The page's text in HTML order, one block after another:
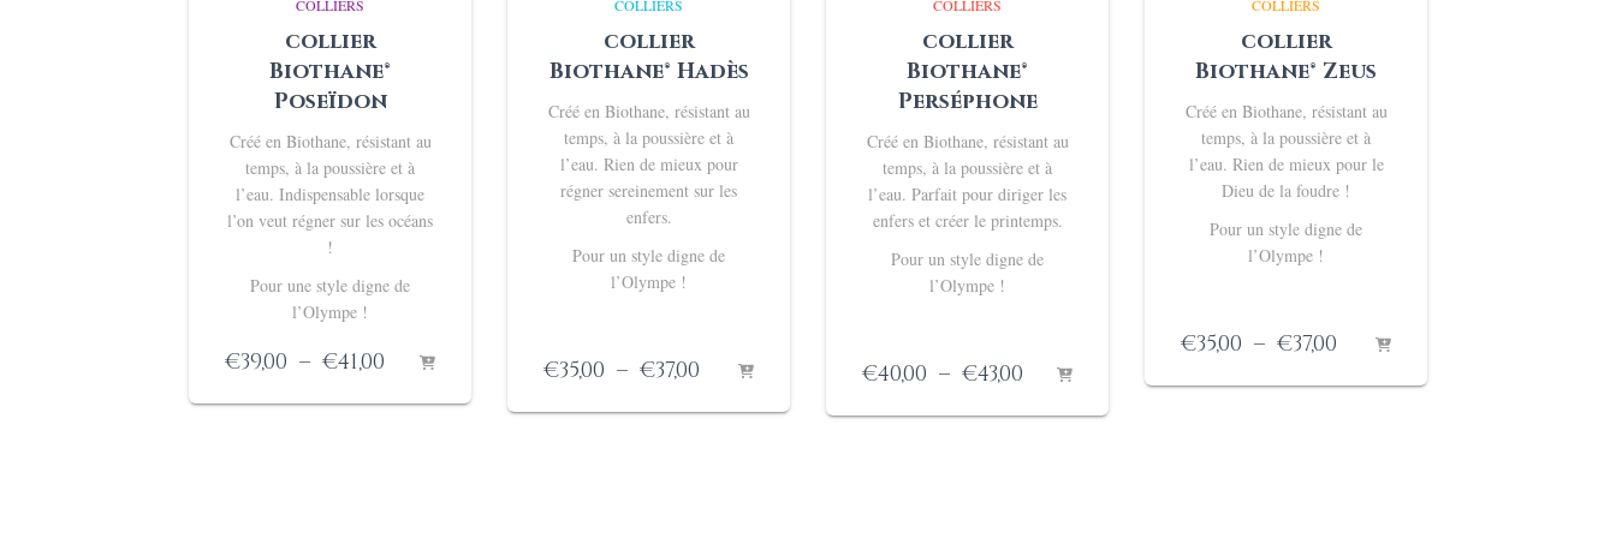
COLLIERS
collier
Biothane®
Poseïdon
Créé en Biothane, résistant au
temps, à la poussière et à
l’eau. Indispensable lorsque
l’on veut régner sur les océans
!
Pour une style digne de
l’Olympe !
€39,00 – €41,00 Plage
prix :
COLLIERS
collier
Biothane® Hadès
Créé en Biothane, résistant au
temps, à la poussière et à
l’eau. Rien de mieux pour
régner sereinement sur les
enfers.
Pour un style digne de
l’Olympe !
€35,00 – €37,00 Plage
prix :
COLLIERS
collier
Biothane®
Perséphone
Créé en Biothane, résistant au
temps, à la poussière et à
l’eau. Parfait pour diriger les
enferset créer le printemps.
Pour un style digne de
l’Olympe !
€40,00 – €43,00 Plage
prix :
COLLIERS
collier
Biothane® Zeus
Créé en Biothane, résistant au
temps, à la poussière et à
l’eau. Rien de mieux pour le
Dieu de la foudre !
Pour un style digne de
l’Olympe !
€35,00 – €37,00 Plage
prix :